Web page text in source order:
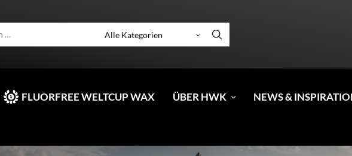
FLUORFREE WELTCUP WAX ÜBER HWK
NEWS &